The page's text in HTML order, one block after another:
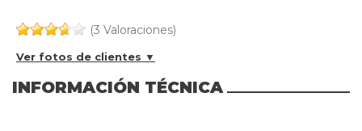
(3 Valoraciones)
Ver fotos de clientes ▼
INFORMACIÓN TÉCNICA